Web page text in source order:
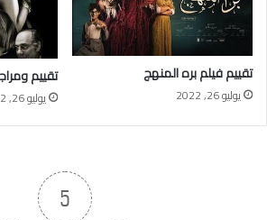
تقييم فيلم بره المنهج
يوليو 26, 2022
تقييم
يوليو 26, 2022
5